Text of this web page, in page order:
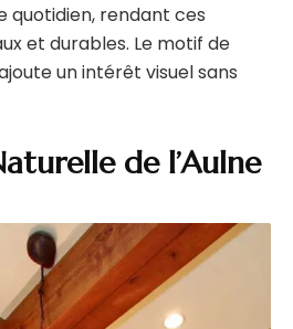
quotidien, rendant ces
et durables. Le motif de
un intérêt visuel sans
de l’Aulne